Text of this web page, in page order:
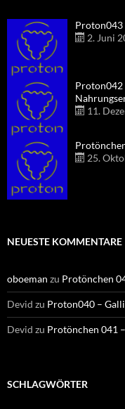
Proton043
2. Juni
Proton042
11.
25.
NEUESTE KOMMENTARE
oboeman zu Protönchen
Devid zu Proton040 –
Devid zu Protönchen 041
SCHLAGWÖRTER